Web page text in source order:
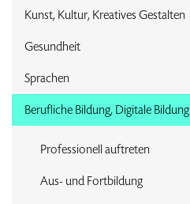
Kunst, Kultur, Kreatives Gestalten
Gesundheit
Sprachen
Berufliche Bildung, Digitale Bildung
Professionell auftreten
Aus- und Fortbildung